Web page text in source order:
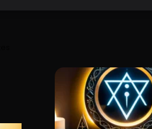
Nuevo